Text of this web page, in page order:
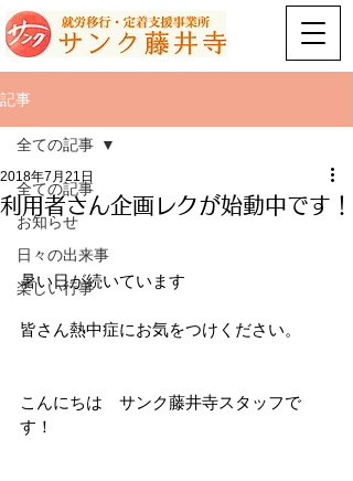
記事
全ての記事
お知らせ
日々の出来事
楽しい行事
全ての記事
利用者さん企画レクが始動中です！
2018年7月21日
暑い日が続いています
皆さん熱中症にお気をつけください。
こんにちは　サンク藤井寺スタッフで
す！